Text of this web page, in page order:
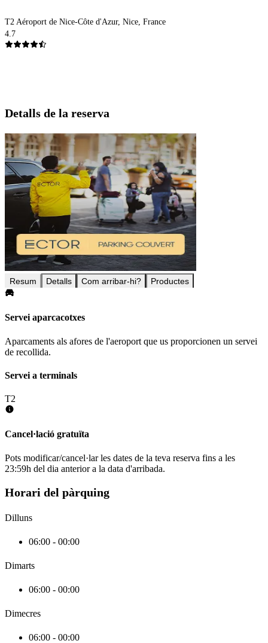
T2 Aéroport de Nice-Côte d'Azur, Nice, France
4.7
Detalls de la reserva
Resum Detalls Com arribar-hi? Productes
Servei aparcacotxes
Aparcaments als afores de l'aeroport que us proporcionen un servei
de recollida.
Servei a terminals
T2
Cancel·lació gratuïta
Pots modificar/cancel·lar les dates de la teva reserva fins a les
23:59h del dia anterior a la data d'arribada.
Horari del pàrquing
Dilluns
06:00 - 00:00
Dimarts
06:00 - 00:00
Dimecres
06:00 - 00:00